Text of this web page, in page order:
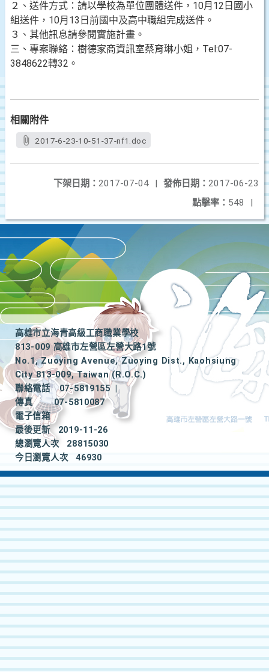
２、送件方式：請以學校為單位團體送件，10月12日國小
組送件，10月13日前國中及高中職組完成送件。
３、其他訊息請參閱實施計畫。
三、專案聯絡：樹德家商資訊室蔡育琳小姐，Tel:07-
3848622轉32。
相關附件
2017-6-23-10-51-37-nf1.doc
發佈日期： 2017-06-23
下架日期： 2017-07-04
|
點擊率： 548 |
高雄市立海青高級工商職業學校
813-009 高雄市左營區左營大路1號
No.1, Zuoying Avenue, Zuoying Dist., Kaohsiung
City 813-009, Taiwan (R.O.C.)
聯絡電話
07-5819155
|
傳真
07-5810087
電子信箱
最後更新
2019-11-26
總瀏覽人次
28815030
今日瀏覽人次
46930